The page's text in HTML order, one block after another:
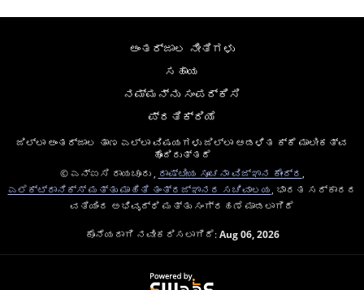
ಅಂತರ್ಜಾಲ ನೀತಿಗಳು
ಸಹಾಯ
ನಮ್ಮನ್ನು ಸಂಪರ್ಕಿಸಿ
ಪ್ರತಿಕ್ರಿಯೆ
ಜಿಲ್ಲಾ ಅಂತರ್ಜಾಲ ತಾಣ ಎಲ್ಲಾ ವಿಷಯಗಳು ಜಿಲ್ಲಾ ಆಡಳಿತ ಕ್ಕೆ ಮಾಲೀಕತ್ವ
ಹೊಂದಿರುತ್ತದೆ
© ಎನ್ಐಸಿ ರಾಯಚೂರು ,
ರಾಷ್ಟೀಯ ಸೂಚನಾ ವಿಜ್ಞಾನ ಕೇಂದ್ರ
ಎಲೆಕ್ಟ್ರಾನಿಕ್ಸ್ ಮತ್ತು ಮಾಹಿತಿ ತಂತ್ರಜ್ಞಾನದ ಸಚಿವಾಲಯ , ಭಾರತ ಸರ್ಕಾರದ
ವತಿಯಿಂದ ಅಭಿವೃದ್ಧಿ ಮತ್ತು ಸಂಗ್ರಹಣೆ ಮಾಡಲಾಗಿದೆ
ಕೊನೆಯದಾಗಿ ನವೀಕರಿಸಲಾಗಿದೆ:Aug 06, 2026